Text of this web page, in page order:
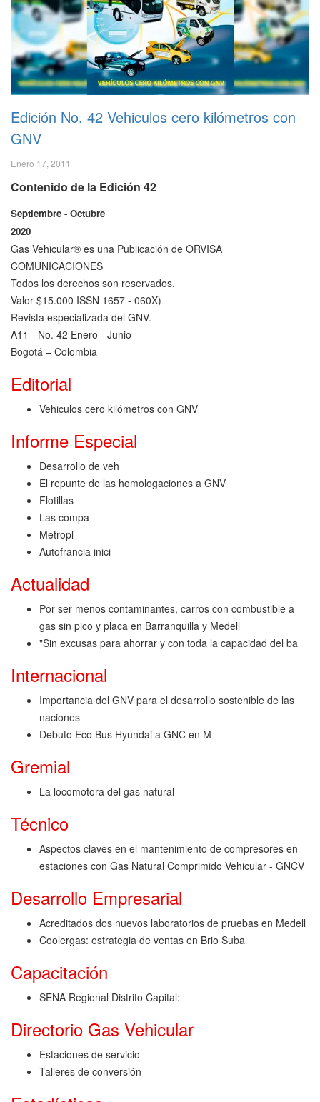
Edición No. 42 Vehiculos cero kilómetros con
GNV
Enero 17, 2011
Contenido de la Edición 42
Septiembre - Octubre
2020
Gas Vehicular® es una Publicación de ORVISA
COMUNICACIONES
Todos los derechos son reservados.
Valor $15.000 ISSN 1657 - 060X)
Revista especializada del GNV.
A11 - No. 42 Enero - Junio
Bogotá – Colombia
Editorial
Vehiculos cero kilómetros con GNV
Informe Especial
Desarrollo de veh
El repunte de las homologaciones a GNV
Flotillas
Las compa
Metropl
Autofrancia inici
Actualidad
Por ser menos contaminantes, carros con combustible a
gas sin pico y placa en Barranquilla y Medell
"Sin excusas para ahorrar y con toda la capacidad del ba
Internacional
Importancia del GNV para el desarrollo sostenible de las
naciones
Debuto Eco Bus Hyundai a GNC en M
Gremial
La locomotora del gas natural
Técnico
Aspectos claves en el mantenimiento de compresores en
estaciones con Gas Natural Comprimido Vehicular - GNCV
Desarrollo Empresarial
Acreditados dos nuevos laboratorios de pruebas en Medell
Coolergas: estrategia de ventas en Brio Suba
Capacitación
SENA Regional Distrito Capital:
Directorio Gas Vehicular
Estaciones de servicio
Talleres de conversión